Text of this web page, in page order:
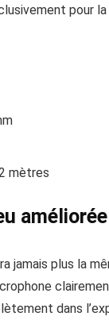
pour
mètres
améliorée
jamais plus la
dans